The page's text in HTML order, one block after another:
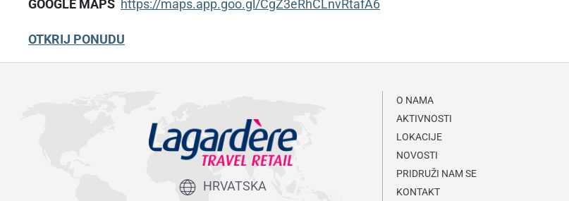
GOOGLE MAPS https://maps.app.goo.gl/CgZ3eRhCLnvRtafA6
OTKRIJ PONUDU
HRVATSKA
O NAMA
AKTIVNOSTI
LOKACIJE
NOVOSTI
PRIDRUŽI NAM SE
KONTAKT